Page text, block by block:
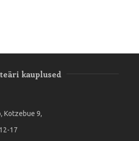
kauplused
Kotzebue 9,
17